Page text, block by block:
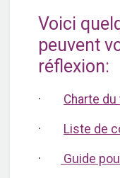
Voici
peuvent
réflexion:
· Charte
· Liste de
· Guide